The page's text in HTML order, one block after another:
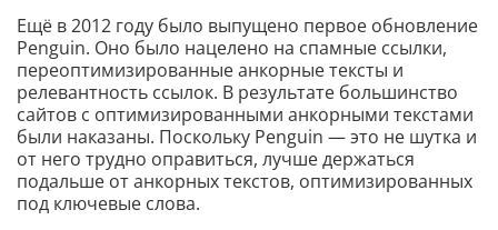
Ещё в 2012 году было выпущено первое обновление
Penguin. Оно было нацелено на спамные ссылки,
переоптимизированные анкорные тексты и
релевантность ссылок. В результате большинство
сайтов с оптимизированными анкорными текстами
были наказаны. Поскольку Penguin — это не шутка и
от него трудно оправиться, лучше держаться
подальше от анкорных текстов, оптимизированных
под ключевые слова.